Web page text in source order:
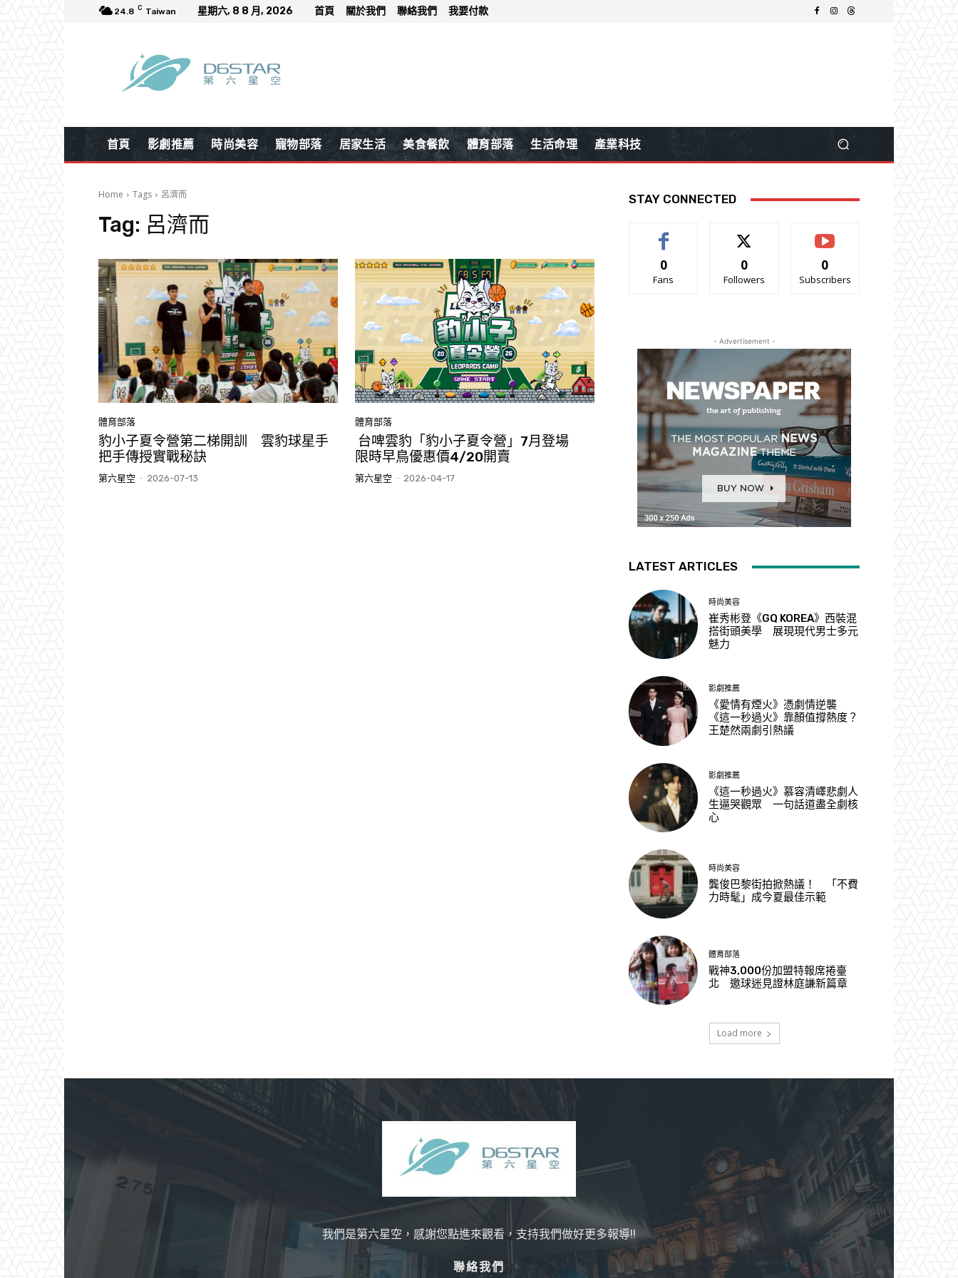
24.8 C Taiwan 星期六, 8 8 月, 2026 首頁 關於我們 聯絡我們 我要付款
首頁 影劇推薦 時尚美容 寵物部落 居家生活 美食餐飲 體育部落 生活命理 產業科技
Home Tags 呂濟而
Tag: 呂濟而
體育部落
豹小子夏令營第二梯開訓 雲豹球星手
把手傳授實戰秘訣
第六星空 - 2026-07-13
體育部落
台啤雲豹「豹小子夏令營」7月登場
限時早鳥優惠價4/20開賣
第六星空 - 2026-04-17
STAY CONNECTED
0
Fans
0
Followers
0
Subscribers
- Advertisement -
LATEST ARTICLES
時尚美容
崔秀彬登《GQ KOREA》西裝混
搭街頭美學 展現現代男士多元
魅力
影劇推薦
《愛情有煙火》憑劇情逆襲
《這一秒過火》靠顏值撐熱度？
王楚然兩劇引熱議
影劇推薦
《這一秒過火》慕容清嶧悲劇人
生逼哭觀眾 一句話道盡全劇核
心
時尚美容
龔俊巴黎街拍掀熱議！ 「不費
力時髦」成今夏最佳示範
體育部落
戰神3,000份加盟特報席捲臺
北 邀球迷見證林庭謙新篇章
Load more
我們是第六星空，感謝您點進來觀看，支持我們做好更多報導!!
聯絡我們